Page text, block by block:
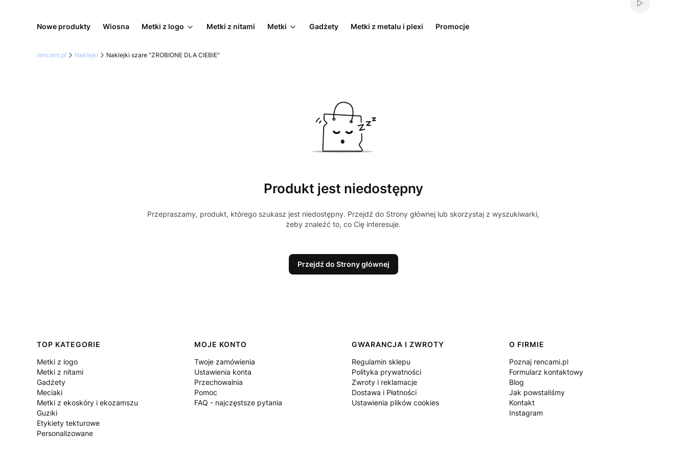
Włącz
Nowe produkty Wiosna Metki z logo Metki z nitami Metki Gadżety Metki z metalu i plexi Promocje
rencami.pl Naklejki Naklejki szare "ZROBIONE DLA CIEBIE"
Produkt jest niedostępny
Przepraszamy, produkt, którego szukasz jest niedostępny. Przejdź do Strony głównej lub skorzystaj z wyszukiwarki,
żeby znaleźć to, co Cię interesuje.
Przejdź do Strony głównej
Linki w stopce
TOP KATEGORIE
Metki z logo
Metki z nitami
Gadżety
Meciaki
Metki z ekoskóry i ekozamszu
Guziki
Etykiety tekturowe
Personalizowane
MOJE KONTO
Twoje zamówienia
Ustawienia konta
Przechowalnia
Pomoc
FAQ - najczęstsze pytania
GWARANCJA I ZWROTY
Regulamin sklepu
Polityka prywatności
Zwroty i reklamacje
Dostawa i Płatności
Ustawienia plików cookies
O FIRMIE
Poznaj rencami.pl
Formularz kontaktowy
Blog
Jak powstaliśmy
Kontakt
Instagram